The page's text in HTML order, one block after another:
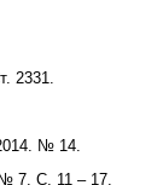
2331.
№ 14.
7. С. 11 – 17.